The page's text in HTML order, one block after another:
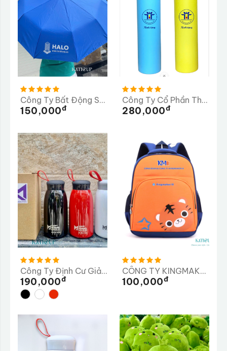
Công Ty Bất Động Sản HALO - Dù In
150,000Đ
Công Ty Cổ Phần Thương Mại Dược Phẩm Tiến Thịnh
280,000Đ
Công Ty Định Cư Giải Pháp Nhân Lực MINH NGUYÊN
190,000Đ
CÔNG TY KINGMAKER III (VIỆT NAM) GIÀY
100,000Đ